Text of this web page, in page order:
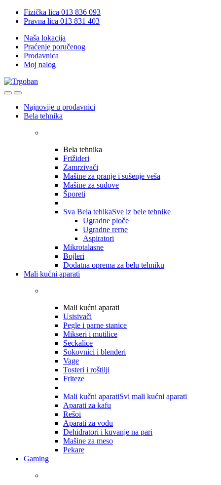
Skip
Skip
Fizička lica 013 836 093
Pravna lica 013 831 403
Naša lokacija
Praćenje poručenog
Prodavnica
Moj nalog
OpenClose
Najnovije u prodavnici
Bela tehnika
Bela tehnika
Frižideri
Zamrzivači
Mašine za pranje i sušenje veša
Mašine za sudove
Šporeti
Sva Bela tehikaSve iz bele tehnike
Ugradne ploče
Ugradne rerne
Aspiratori
Mikrotalasne
Bojleri
Dodatna oprema za belu tehniku
Mali kućni aparati
Mali kućni aparati
Usisivači
Pegle i parne stanice
Mikseri i mutilice
Seckalice
Sokovnici i blenderi
Vage
Tosteri i roštilji
Friteze
Mali kučni aparatiSvi mali kućni aparati
Aparati za kafu
Rešoi
Aparati za vodu
Dehidratori i kuvanje na pari
Mašine za meso
Pekare
Gaming